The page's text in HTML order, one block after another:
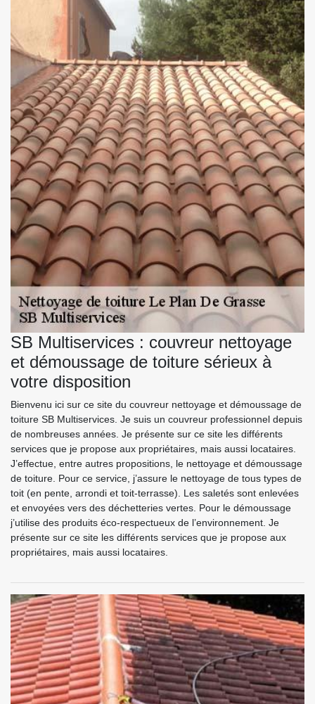
SB Multiservices : couvreur nettoyage
et démoussage de toiture sérieux à
votre disposition
Bienvenu ici sur ce site du couvreur nettoyage et démoussage de
toiture SB Multiservices. Je suis un couvreur professionnel depuis
de nombreuses années. Je présente sur ce site les différents
services que je propose aux propriétaires, mais aussi locataires.
J’effectue, entre autres propositions, le nettoyage et démoussage
de toiture. Pour ce service, j’assure le nettoyage de tous types de
toit (en pente, arrondi et toit-terrasse). Les saletés sont enlevées
et envoyées vers des déchetteries vertes. Pour le démoussage
j’utilise des produits éco-respectueux de l’environnement. Je
présente sur ce site les différents services que je propose aux
propriétaires, mais aussi locataires.